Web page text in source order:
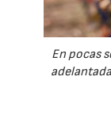
En pocas